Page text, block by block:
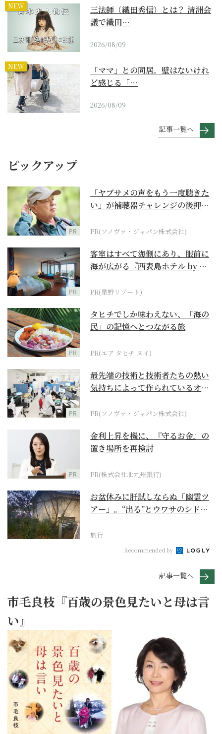
NEW
三法師（織田秀信）とは？ 清洲会
議で織田…
2026/08/09
NEW
「ママ」との同居。壁はないけれ
ど感じる「…
2026/08/09
記事一覧へ
ピックアップ
PR
「ヤブサメの声をもう一度聴きた
い」が補聴器チャレンジの後押し
PR(ソノヴァ・ジャパン株式会社)
PR
客室はすべて海側にあり、眼前に
海が広がる『西表島ホテル by 星
PR(星野リゾート)
PR
タヒチでしか味わえない、「海の
民」の記憶へとつながる旅
PR(エア タヒチ ヌイ)
PR
最先端の技術と技術者たちの熱い
気持ちによって作られているオー
PR(ソノヴァ・ジャパン株式会社)
PR
金利上昇を機に、『守るお金』の
置き場所を再検討
PR(株式会社北九州銀行)
お盆休みに肝試しならぬ「幽霊ツ
アー」。“出る”とウワサのシドニ
旅行
Recommended by
記事一覧へ
市毛良枝『百歳の景色見たいと母は言
い』